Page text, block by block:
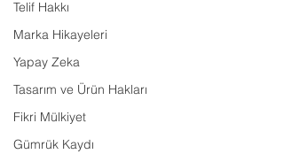
Telif Hakkı
Marka Hikayeleri
Yapay Zeka
Tasarım ve Ürün Hakları
Fikri Mülkiyet
Gümrük Kaydı